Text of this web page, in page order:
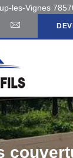
les-Vignes